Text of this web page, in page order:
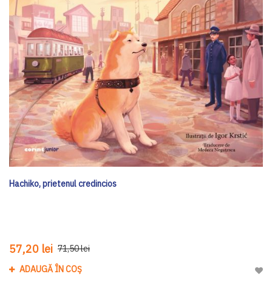
Hachiko, prietenul credincios
57,20 lei 71,50 lei
ADAUGĂ ÎN COȘ